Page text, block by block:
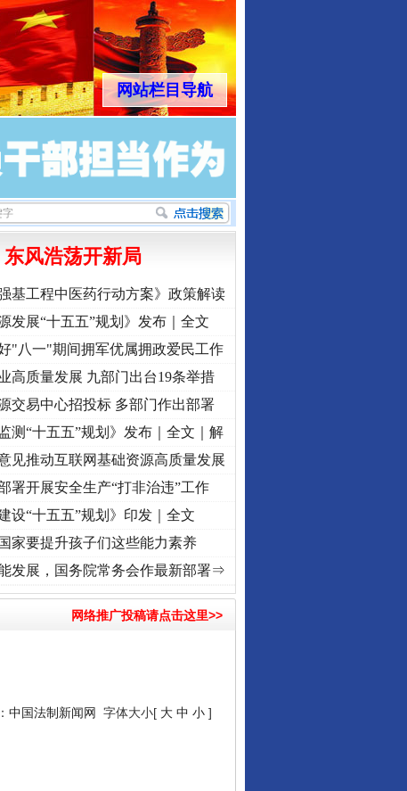
网站栏目导航
视频]牢记初心使命 奋进复兴征程丨“转折之城”激荡..
东风浩荡开新局
基工程中医药行动方案》政策解读
发展“十五五”规划》发布｜全文
"八一"期间拥军优属拥政爱民工作
高质量发展 九部门出台19条举措
交易中心招投标 多部门作出部署
测“十五五”规划》发布｜全文｜解
见推动互联网基础资源高质量发展
署开展安全生产“打非治违”工作
设“十五五”规划》印发｜全文
家要提升孩子们这些能力素养
发展，国务院常务会作最新部署⇒
网络推广投稿请点击这里>>
中国法制新闻网 字体大小[ 大 中 小 ]